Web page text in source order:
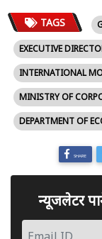
TAGS
EXECUTIVE
INTERNATIONAL
MINISTRY OF
DEPARTMENT OF
SHARE
न्यूजलेटर